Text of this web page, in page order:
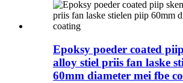
Epoksy poeder coated
alloy stiel priis fan laske
60mm diameter mei fbe